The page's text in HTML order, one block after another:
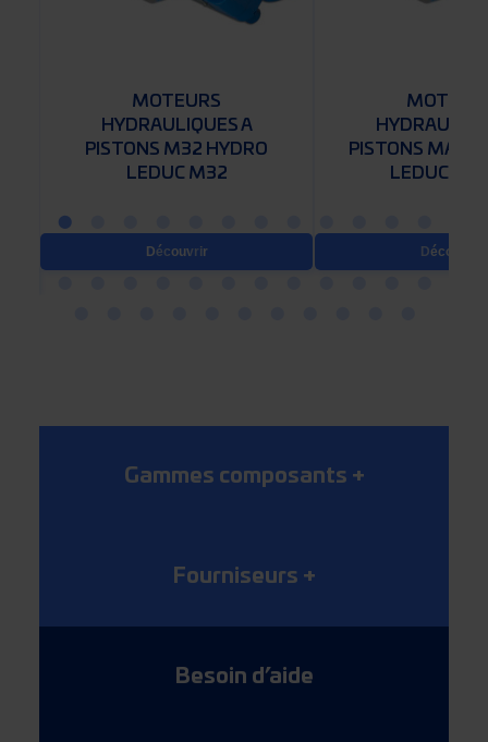
MOTEURS
HYDRAULIQUES A
PISTONS M32 HYDRO
LEDUC M32
Découvrir
PISTONS
LEDUC
Découvrir
Gammes composants +
Fourniseurs +
Besoin d’aide